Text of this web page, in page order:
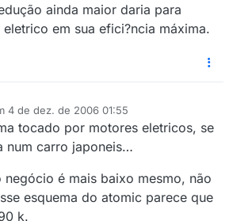
ainda maior daria para
em sua efici?ncia máxima.
4 de dez. de 2006 01:55
por
tocado por motores eletricos, se
num carro japoneis…
é mais baixo mesmo, não
esquema do atomic parece que
k.